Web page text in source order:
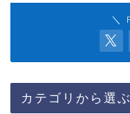
＼
カテゴリから選ぶ